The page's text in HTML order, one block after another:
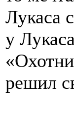
Лукаса
у
решил